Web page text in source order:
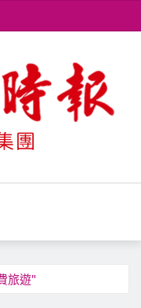
旅遊"